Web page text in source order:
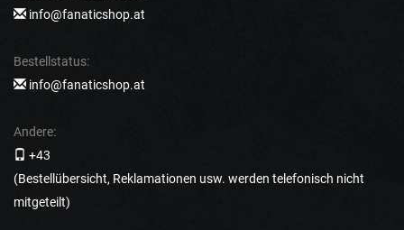
info@fanaticshop.at
Bestellstatus:
info@fanaticshop.at
Andere:
+43
(Bestellübersicht, Reklamationen usw. werden telefonisch nicht
mitgeteilt)